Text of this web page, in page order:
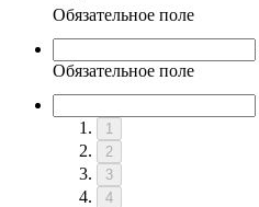
Обязательное поле
Обязательное поле
1
2
3
4